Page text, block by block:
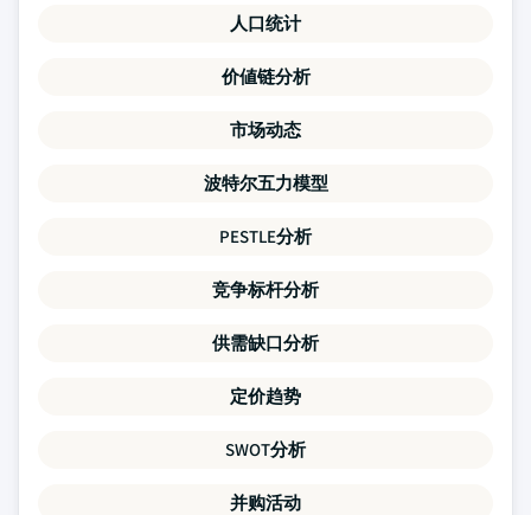
人口统计
价値链分析
市场动态
波特尔五力模型
PESTLE分析
竞争标杆分析
供需缺口分析
定价趋势
SWOT分析
并购活动